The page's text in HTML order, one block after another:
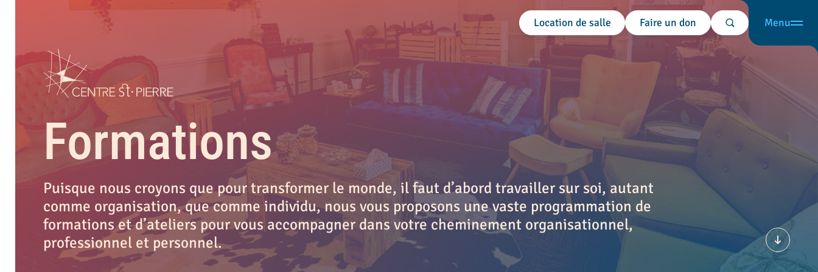
Location de salle Faire un don Rechercher
Menu
Formations
Puisque nous croyons que pour transformer le monde, il faut d’abord travailler sur soi, autant
comme organisation, que comme individu, nous vous proposons une vaste programmation de
formations et d’ateliers pour vous accompagner dans votre cheminement organisationnel,
professionnel et personnel.
Défiler